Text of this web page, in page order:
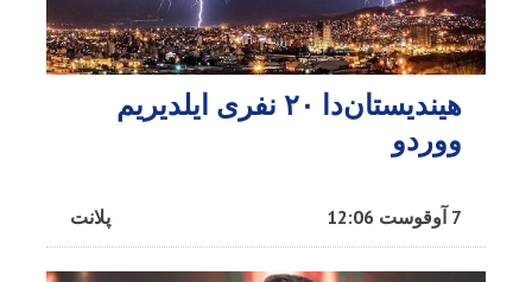
هیندیستان‌دا ۲۰ نفری ایلدیریم
ووردو
پلانت 7 آوقوست 12:06